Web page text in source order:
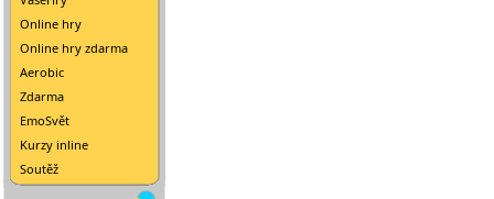
Online hry
Online hry zdarma
Aerobic
Zdarma
EmoSvět
Kurzy inline
Soutěž